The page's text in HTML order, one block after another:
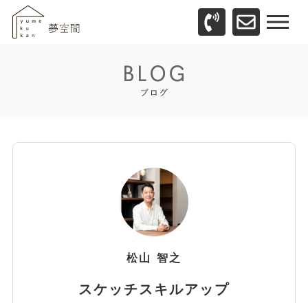
松山 智之
スケッチスキルアップ